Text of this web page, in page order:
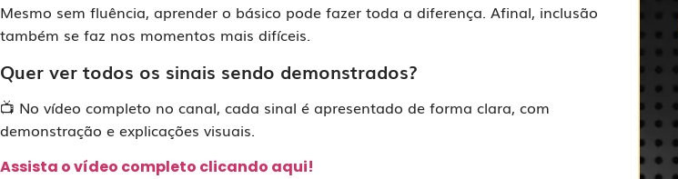
Mesmo sem fluência, aprender o básico pode fazer toda a diferença. Afinal, inclusão
também se faz nos momentos mais difíceis.
Quer ver todos os sinais sendo demonstrados?
📺 No vídeo completo no canal, cada sinal é apresentado de forma clara, com
demonstração e explicações visuais.
Assista o vídeo completo clicando aqui!